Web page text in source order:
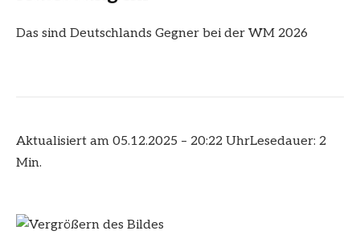
Das sind Deutschlands Gegner bei der WM 2026
Aktualisiert am 05.12.2025 – 20:22 UhrLesedauer: 2
Min.